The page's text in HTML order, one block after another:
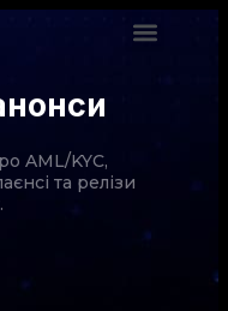
AML/KYC,
та релізи